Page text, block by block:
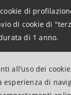
di
di cookie di
di 1 anno.
all’uso dei
di
Imprese
-
che dal suo
prim’ordine che
ELITE e